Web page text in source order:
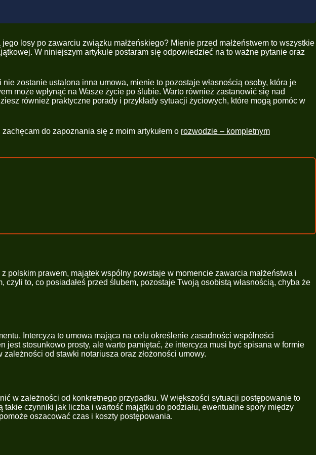
losy po zawarciu związku małżeńskiego? Mienie przed małżeństwem to wszystkie
W niniejszym artykule postaram się odpowiedzieć na to ważne pytanie oraz
zostanie ustalona inna umowa, mienie to pozostaje własnością osoby, która je
może wpłynąć na Wasze życie po ślubie. Warto również zastanowić się nad
również praktyczne porady i przykłady sytuacji życiowych, które mogą pomóc w
do zapoznania się z moim artykułem o rozwodzie – kompletnym
polskim prawem, majątek wspólny powstaje w momencie zawarcia małżeństwa i
to, co posiadałeś przed ślubem, pozostaje Twoją osobistą własnością, chyba że
Intercyza to umowa mająca na celu określenie zasadności wspólności
stosunkowo prosty, ale warto pamiętać, że intercyza musi być spisana w formie
od stawki notariusza oraz złożoności umowy.
w zależności od konkretnego przypadku. W większości sytuacji postępowanie to
czynniki jak liczba i wartość majątku do podziału, ewentualne spory między
oszacować czas i koszty postępowania.